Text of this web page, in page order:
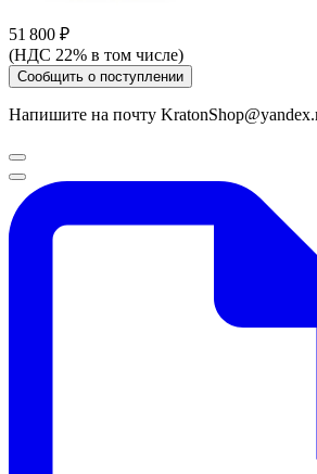
51 800 ₽
(НДС 22% в том числе)
Сообщить о поступлении
Напишите на почту